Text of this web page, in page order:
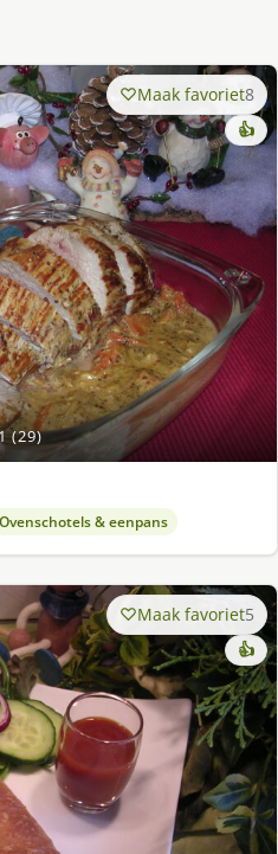
(29)
Maak favoriet8
👍
Ovenschotels & eenpans
Maak favoriet5
👍